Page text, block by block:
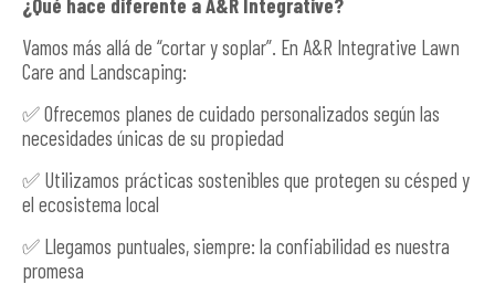
Vamos más allá de “cortar y soplar”. En A&R Integrative Lawn
Care and Landscaping:
✅ Ofrecemos planes de cuidado personalizados según las
necesidades únicas de su propiedad
✅ Utilizamos prácticas sostenibles que protegen su césped y
el ecosistema local
✅ Llegamos puntuales, siempre: la confiabilidad es nuestra
promesa